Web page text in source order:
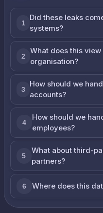
1
Did these leaks
systems?
2
What does this
organisation?
3
How should we
accounts?
4
How should we
employees?
5
What about third-
partners?
6 Where does this